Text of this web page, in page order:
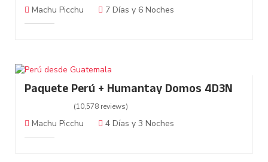
Machu Picchu 7 Días y 6 Noches
Paquete Perú + Humantay Domos 4D3N
(10,578 reviews)
Machu Picchu 4 Días y 3 Noches